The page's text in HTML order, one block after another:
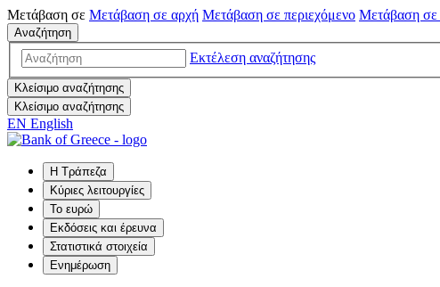
Μετάβαση σε Μετάβαση σε αρχή Μετάβαση σε περιεχόμενο Μετάβαση σε
Αναζήτηση
Εκτέλεση αναζήτησης
Κλείσιμο αναζήτησης
Κλείσιμο αναζήτησης
EN English
Η Τράπεζα
Κύριες λειτουργίες
Το ευρώ
Εκδόσεις και έρευνα
Στατιστικά στοιχεία
Ενημέρωση